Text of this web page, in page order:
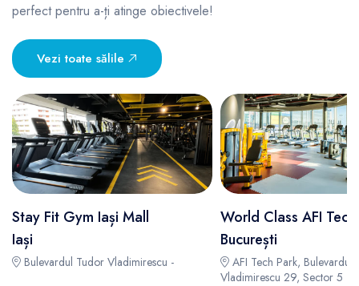
perfect pentru a-ți atinge obiectivele!
Vezi toate sălile
Stay Fit Gym Iași Mall
Iași
Bulevardul Tudor Vladimirescu -
World Class AFI Tech
București
AFI Tech Park, Bulevardul
Vladimirescu 29, Sector 5 -